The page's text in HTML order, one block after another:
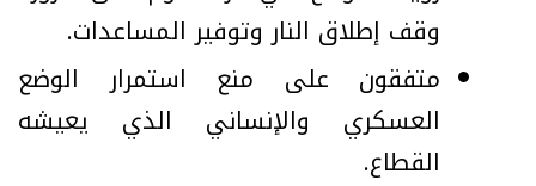
وقف إطلاق النار وتوفير المساعدات.
متفقون على منع استمرار الوضع
العسكري والإنساني الذي يعيشه
القطاع.